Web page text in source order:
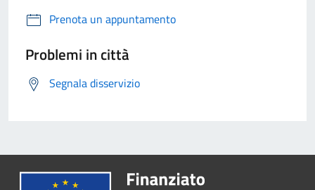
Prenota un appuntamento
Problemi in città
Segnala disservizio